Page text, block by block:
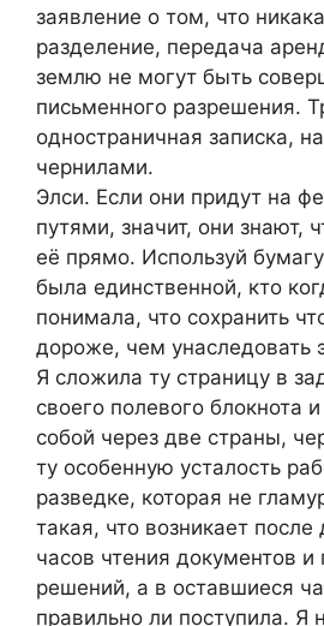
заявление о том, что
разделение, передача
землю не могут быть
письменного разрешения.
одностраничная записка,
чернилами.
Элси. Если они придут на
путями, значит, они знают,
её прямо. Используй
была единственной, кто
понимала, что сохранить
дороже, чем унаследовать
Я сложила ту страницу в
своего полевого блокнота
собой через две страны,
ту особенную усталость
разведке, которая не
такая, что возникает после
часов чтения документов
решений, а в оставшиеся
правильно ли поступила. Я